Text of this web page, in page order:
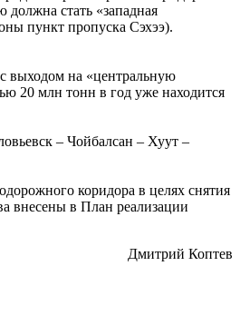
стать «западная
пункт пропуска Сэхээ).
выходом на «центральную
20 млн тонн в год уже находится
– Чойбалсан – Хуут –
коридора в целях снятия
внесены в План реализации
Дмитрий Коптев